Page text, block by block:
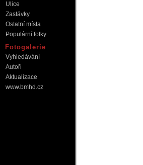
Ulice
Zastávky
Ostatní místa
Populární fotky
Fotogalerie
Vyhledávání
Autoři
Aktualizace
www.bmhd.cz